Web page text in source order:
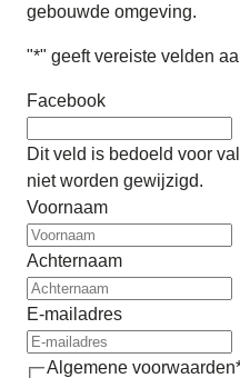
gebouwde omgeving.
"*" geeft vereiste velden
Facebook
Dit veld is bedoeld voor
niet worden gewijzigd.
Voornaam
Achternaam
E-mailadres
Algemene voorwaarden